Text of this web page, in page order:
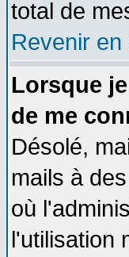
total de
Revenir en
Lorsque
de me
Désolé,
mails à
où
l'utilisation